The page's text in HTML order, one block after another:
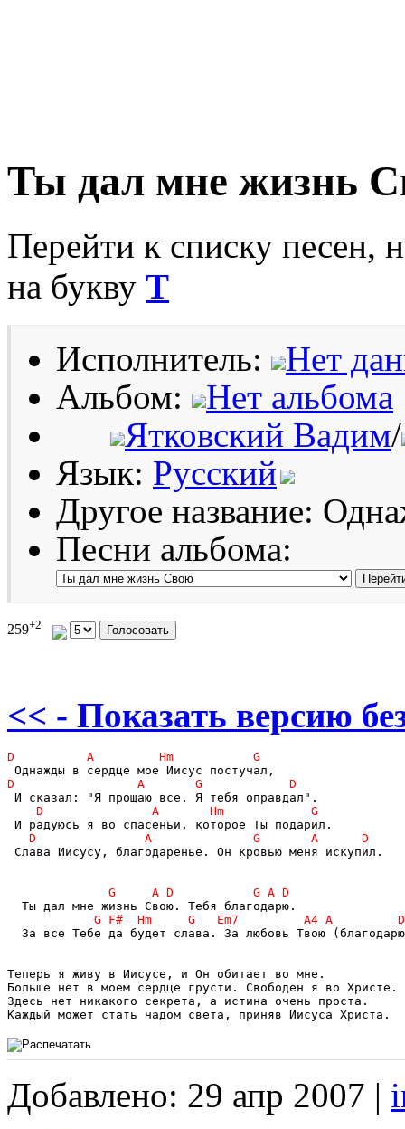
Ты дал мне жизнь
Перейти к списку песен,
на букву Т
Исполнитель:
Нет
Альбом:
Нет альбома
Ятковский Вадим/
Язык: Русский
Другое название:
Песни альбома:
259+2
<< - Показать версию
Слава Иисусу, благодаренье. Он кровью меня искупил.
За все Тебе да будет слава. За любовь Твою
Теперь я живу в Иисусе, и Он обитает во мне.
Больше нет в моем сердце грусти. Свободен я во Христе.
Здесь нет никакого секрета, а истина очень проста.
Каждый может стать чадом света, приняв Иисуса Христа.
Добавлено: 29 апр 2007 |